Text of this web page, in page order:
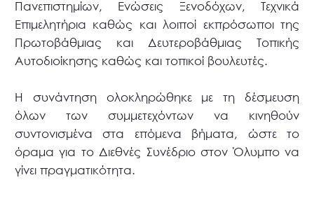
Πανεπιστημίων, Ενώσεις Ξενοδόχων, Τεχνικά
Επιμελητήρια καθώς και λοιποί εκπρόσωποι της
Πρωτοβάθμιας και Δευτεροβάθμιας Τοπικής
Αυτοδιοίκησης καθώς και τοπικοί βουλευτές.
Η συνάντηση ολοκληρώθηκε με τη δέσμευση
όλων των συμμετεχόντων να κινηθούν
συντονισμένα στα επόμενα βήματα, ώστε το
όραμα για το Διεθνές Συνέδριο στον Όλυμπο να
γίνει πραγματικότητα.